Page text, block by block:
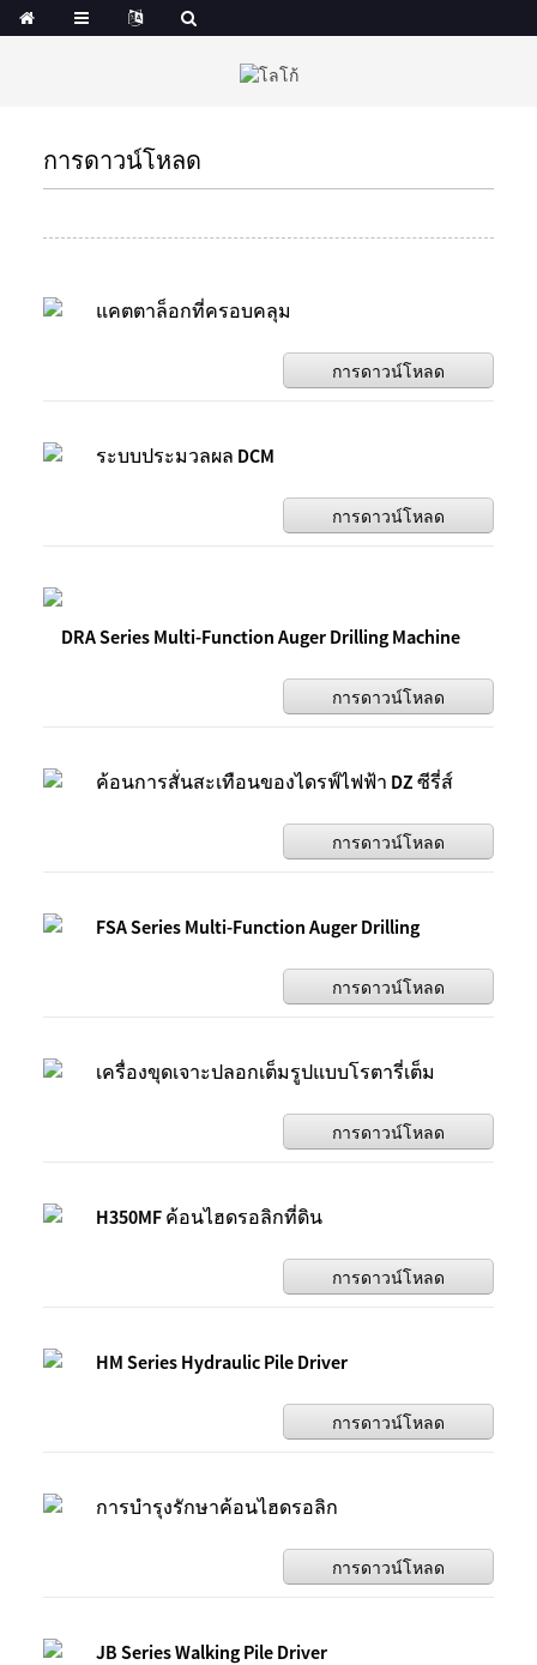
การดาวน์โหลด
แคตตาล็อกที่ครอบคลุม
การดาวน์โหลด
ระบบประมวลผล DCM
การดาวน์โหลด
DRA Series Multi-Function Auger Drilling Machine
การดาวน์โหลด
ค้อนการสั่นสะเทือนของไดรฟ์ไฟฟ้า DZ ซีรี่ส์
การดาวน์โหลด
FSA Series Multi-Function Auger Drilling
การดาวน์โหลด
เครื่องขุดเจาะปลอกเต็มรูปแบบโรตารี่เต็ม
การดาวน์โหลด
H350MF ค้อนไฮดรอลิกที่ดิน
การดาวน์โหลด
HM Series Hydraulic Pile Driver
การดาวน์โหลด
การบำรุงรักษาค้อนไฮดรอลิก
การดาวน์โหลด
JB Series Walking Pile Driver